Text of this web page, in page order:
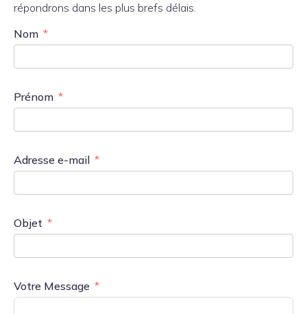
répondrons dans les plus brefs délais.
Nom
Prénom
Adresse e-mail
Objet
Votre Message